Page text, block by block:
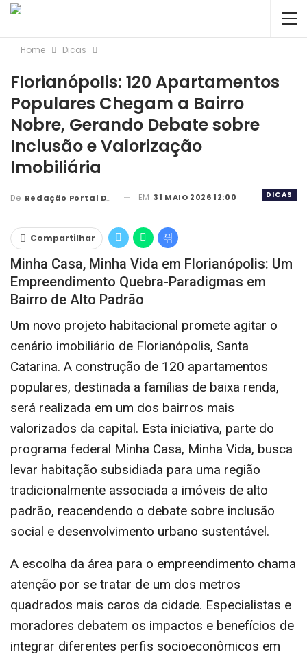
Home Dicas
Florianópolis: 120 Apartamentos
Populares Chegam a Bairro
Nobre, Gerando Debate sobre
Inclusão e Valorização
Imobiliária
DICAS
De Redação Portal DBC EM 31 MAIO 2026 12:00
Compartilhar
Minha Casa, Minha Vida em Florianópolis: Um
Empreendimento Quebra-Paradigmas em
Bairro de Alto Padrão
Um novo projeto habitacional promete agitar o
cenário imobiliário de Florianópolis, Santa
Catarina. A construção de 120 apartamentos
populares, destinada a famílias de baixa renda,
será realizada em um dos bairros mais
valorizados da capital. Esta iniciativa, parte do
programa federal Minha Casa, Minha Vida, busca
levar habitação subsidiada para uma região
tradicionalmente associada a imóveis de alto
padrão, reacendendo o debate sobre inclusão
social e desenvolvimento urbano sustentável.
A escolha da área para o empreendimento chama
atenção por se tratar de um dos metros
quadrados mais caros da cidade. Especialistas e
moradores debatem os impactos e benefícios de
integrar diferentes perfis socioeconômicos em